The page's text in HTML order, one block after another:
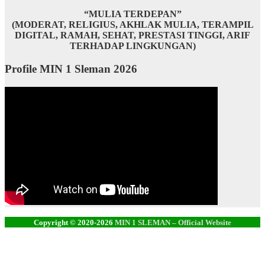
“MULIA TERDEPAN”
(MODERAT, RELIGIUS, AKHLAK MULIA, TERAMPIL
DIGITAL, RAMAH, SEHAT, PRESTASI TINGGI, ARIF
TERHADAP LINGKUNGAN)
Profile MIN 1 Sleman 2026
Copyright © 2020-2026 MIN 1 SLEMAN – Official Website